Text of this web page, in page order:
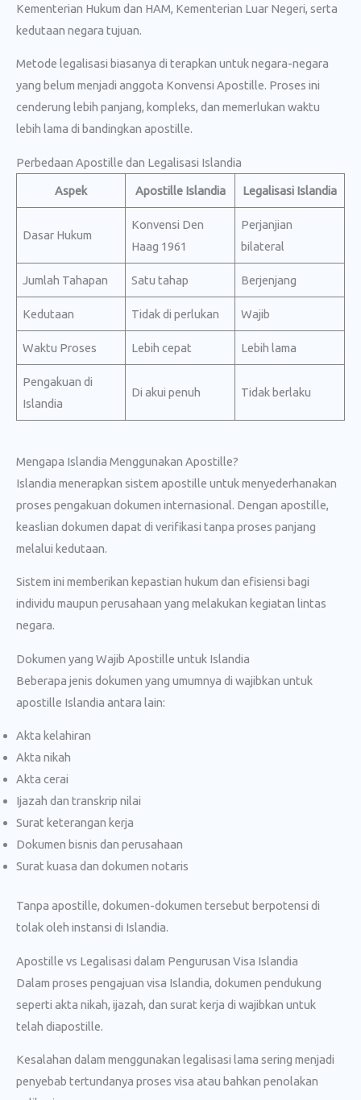
Kementerian Hukum dan HAM, Kementerian Luar Negeri, serta
kedutaan negara tujuan.
Metode legalisasi biasanya di terapkan untuk negara-negara
yang belum menjadi anggota Konvensi Apostille. Proses ini
cenderung lebih panjang, kompleks, dan memerlukan waktu
lebih lama di bandingkan apostille.
Perbedaan Apostille dan Legalisasi Islandia
Aspek Apostille Islandia Legalisasi Islandia
Dasar Hukum
Konvensi Den
Haag 1961
Perjanjian
bilateral
Jumlah Tahapan Satu tahap Berjenjang
Kedutaan Tidak di perlukan Wajib
Waktu Proses Lebih cepat Lebih lama
Pengakuan di
Islandia
Di akui penuh Tidak berlaku
Mengapa Islandia Menggunakan Apostille?
Islandia menerapkan sistem apostille untuk menyederhanakan
proses pengakuan dokumen internasional. Dengan apostille,
keaslian dokumen dapat di verifikasi tanpa proses panjang
melalui kedutaan.
Sistem ini memberikan kepastian hukum dan efisiensi bagi
individu maupun perusahaan yang melakukan kegiatan lintas
negara.
Dokumen yang Wajib Apostille untuk Islandia
Beberapa jenis dokumen yang umumnya di wajibkan untuk
apostille Islandia antara lain:
Akta kelahiran
Akta nikah
Akta cerai
Ijazah dan transkrip nilai
Surat keterangan kerja
Dokumen bisnis dan perusahaan
Surat kuasa dan dokumen notaris
Tanpa apostille, dokumen-dokumen tersebut berpotensi di
tolak oleh instansi di Islandia.
Apostille vs Legalisasi dalam Pengurusan Visa Islandia
Dalam proses pengajuan visa Islandia, dokumen pendukung
seperti akta nikah, ijazah, dan surat kerja di wajibkan untuk
telah diapostille.
Kesalahan dalam menggunakan legalisasi lama sering menjadi
penyebab tertundanya proses visa atau bahkan penolakan